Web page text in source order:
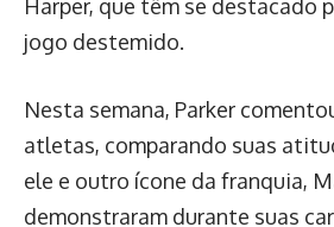
Harper, que têm se destacado
jogo destemido.
Nesta semana, Parker
atletas, comparando suas
ele e outro ícone da franquia,
demonstraram durante suas